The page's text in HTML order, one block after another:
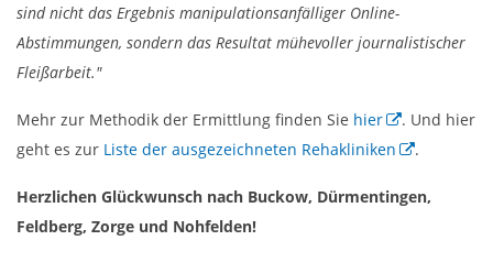
sind nicht das Ergebnis manipulationsanfälliger Online-
Abstimmungen, sondern das Resultat mühevoller journalistischer
Fleißarbeit."
Mehr zur Methodik der Ermittlung finden Sie hier
. Und hier
geht es zur Liste der ausgezeichneten Rehakliniken .
Herzlichen Glückwunsch nach Buckow, Dürmentingen,
Feldberg, Zorge und Nohfelden!